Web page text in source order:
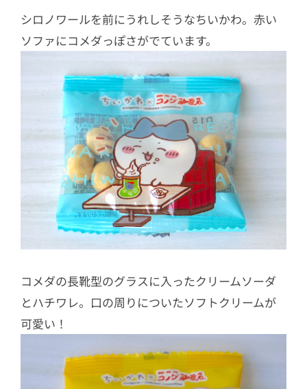
シロノワールを前にうれしそうなちいかわ。赤い
ソファにコメダっぽさがでています。
コメダの長靴型のグラスに入ったクリームソーダ
とハチワレ。口の周りについたソフトクリームが
可愛い！